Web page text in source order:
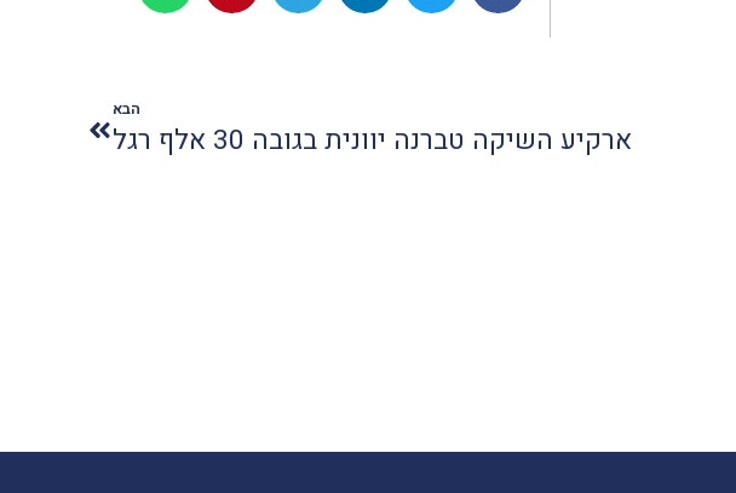
הבא
ארקיע השיקה טברנה יוונית בגובה 30 אלף רגל